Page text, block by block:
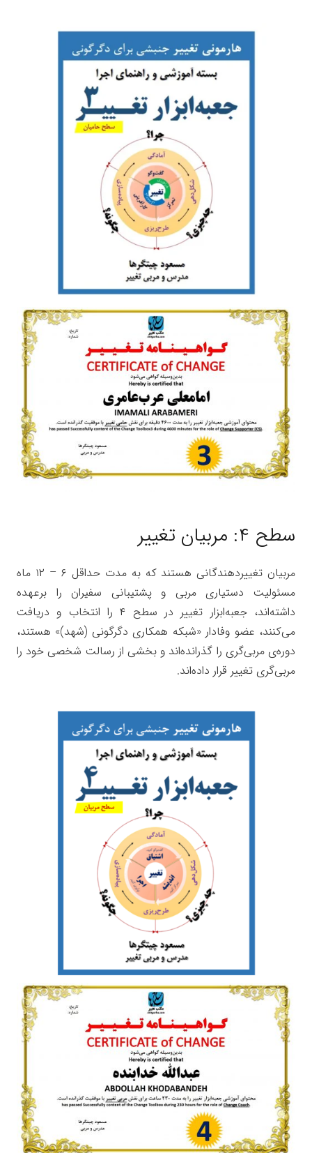
سطح ۴: مربیان تغییر
مربیان تغییردهندگانی هستند که به مدت حداقل ۶ – ۱۲ ماه
مسئولیت دستیاری مربی و پشتیبانی سفیران را برعهده
داشته‌اند، جعبه‌ابزار تغییر در سطح ۴ را انتخاب و دریافت
می‌کنند، عضو وفادار «شبکه همکاری دگرگونی (شهد)» هستند،
دوره‌ی مربی‌گری را گذرانده‌اند و بخشی از رسالت شخصی خود را
مربی‌گری تغییر قرار داده‌اند.